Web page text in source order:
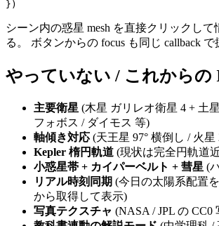
シーン内の惑星 mesh を直接クリックして
る。 ボタンからの focus も同じ callback で
やっていない / これからの
主要衛星 (木星 ガリレオ衛星 4 + 土
フォボス / ダイモス 等)
軸傾き対応 (天王星 97° 横倒し / 火星
Kepler 楕円軌道 (現状は完全円軌道
小惑星帯 + カイパーベルト + 彗星 (
リアル時刻同期 (今日の太陽系配置
から取得して表示)
写真テクスチャ (NASA / JPL の CC0